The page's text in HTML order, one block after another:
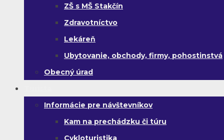
ZŠ s MŠ Stakčín
Zdravotníctvo
Lekáreň
Ubytovanie, obchody, firmy, pohostinstvá
Obecný úrad
Informácie pre návštevníkov
Kam na prechádzku či túru
Cykloturistika